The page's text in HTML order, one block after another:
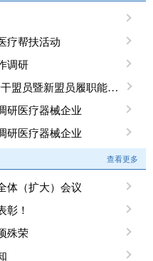
疗帮扶活动
调研
民盟安阳市委会举办2025年度骨干盟员暨新盟员履职能力培训班
研医疗器械企业
研医疗器械企业
查看更多
体（扩大）会议
彰！
殊荣